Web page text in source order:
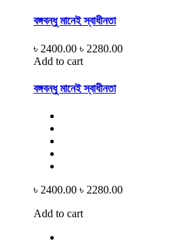
বঙ্গবন্ধু মানেই স্বাধীনতা
৳ 2400.00 ৳ 2280.00
Add to cart
বঙ্গবন্ধু মানেই স্বাধীনতা
৳ 2400.00 ৳ 2280.00
Add to cart